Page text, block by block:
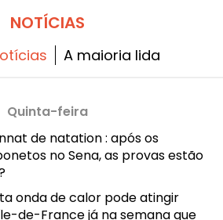
NOTÍCIAS
A maioria lida
Quinta-feira
de natation : após os
no Sena, as provas estão
onda de calor pode atingir
de-France já na semana que